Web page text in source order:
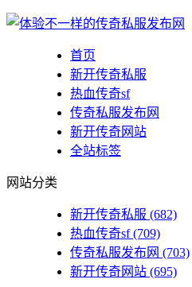
首页
新开传奇私服
热血传奇sf
传奇私服发布网
新开传奇网站
全站标签
网站分类
新开传奇私服 (682)
热血传奇sf(709)
传奇私服发布网 (703)
新开传奇网站 (695)